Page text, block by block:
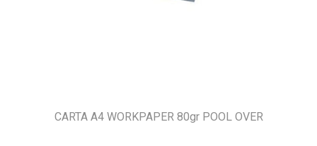
CARTA A4 WORKPAPER 80gr POOL OVER